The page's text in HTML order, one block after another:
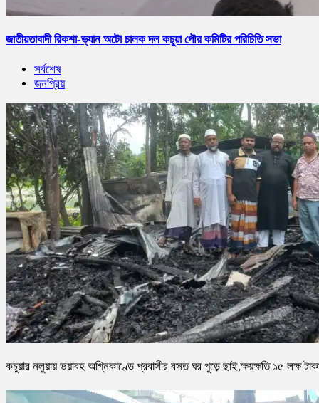
জাতীয়তাবাদী রিকশা-ভ্যান অটো চালক দল কচুয়া পৌর কমিটির পরিচিতি সভা
সর্বশেষ
জনপ্রিয়
কচুয়ার নলুয়ায় ভয়াবহ অগ্নিকাণ্ডে প্রবাসীর বসত ঘর পুড়ে ছাই,ক্ষয়ক্ষতি ১৫ লক্ষ